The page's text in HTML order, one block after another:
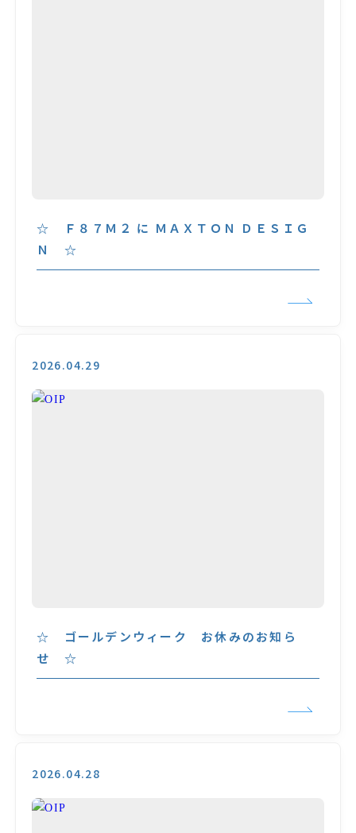
☆ Ｆ８７Ｍ２ に ＭＡＸＴＯＮ ＤＥＳＩＧ
Ｎ ☆
2026.04.29
☆ ゴールデンウィーク お休みのお知ら
せ ☆
2026.04.28